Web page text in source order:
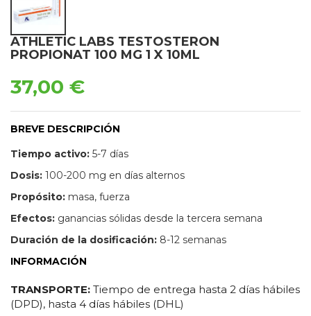
ATHLETIC LABS TESTOSTERON
PROPIONAT 100 MG 1 X 10ML
37,00 €
BREVE DESCRIPCIÓN
Tiempo activo: 5-7 días
Dosis: 100-200 mg en días alternos
Propósito: masa, fuerza
Efectos: ganancias sólidas desde la tercera semana
Duración de la dosificación: 8-12 semanas
INFORMACIÓN
TRANSPORTE: Tiempo de entrega hasta 2 días hábiles
(DPD), hasta 4 días hábiles (DHL)